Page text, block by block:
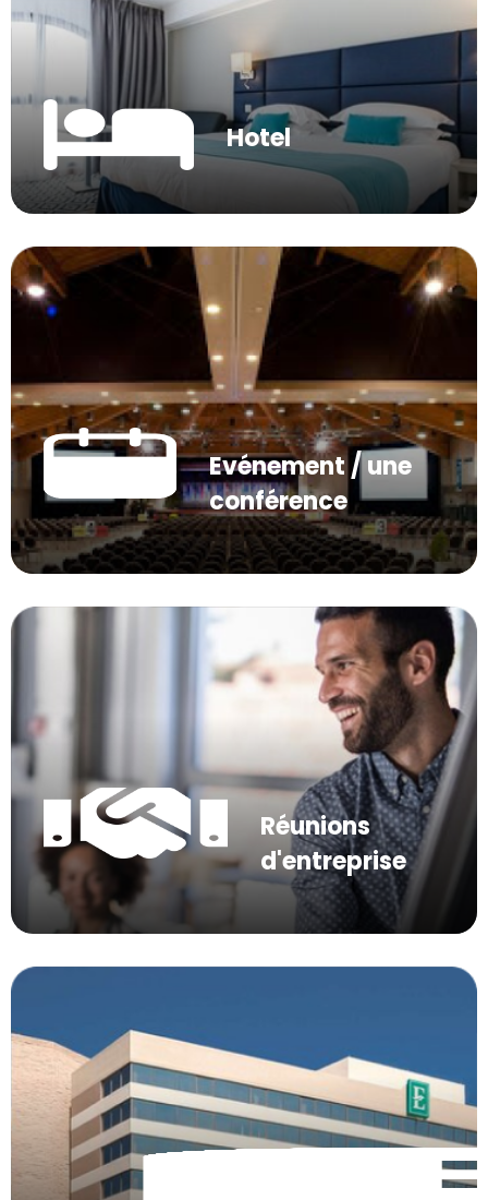
Hotel
Evénement / une
conférence
Réunions
d'entreprise